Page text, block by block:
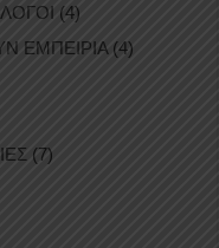
(4)
ΕΜΠΕΙΡΙΑ(4)
(7)